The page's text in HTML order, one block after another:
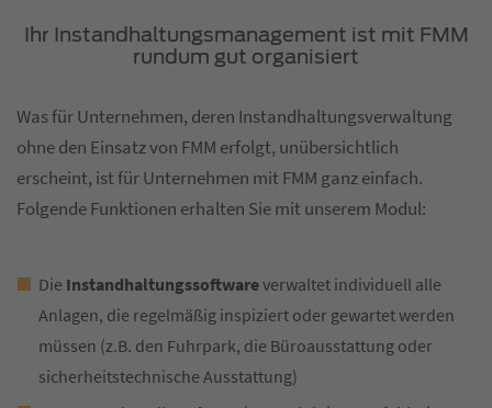
Ihr Instandhaltungsmanagement ist mit FMM
rundum gut organisiert
Was für Unternehmen, deren Instandhaltungsverwaltung
ohne den Einsatz von FMM erfolgt, unübersichtlich
erscheint, ist für Unternehmen mit FMM ganz einfach.
Folgende Funktionen erhalten Sie mit unserem Modul:
Die Instandhaltungssoftwareverwaltet individuell alle
Anlagen, die regelmäßig inspiziert oder gewartet werden
müssen (z.B. den Fuhrpark, die Büroausstattung oder
sicherheitstechnische Ausstattung)